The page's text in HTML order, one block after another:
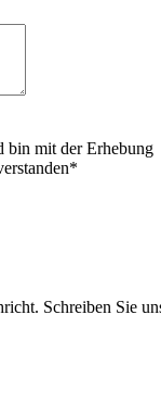
bin mit der Erhebung
Schreiben Sie